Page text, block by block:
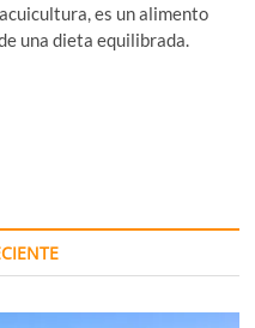
es un alimento
una dieta equilibrada.